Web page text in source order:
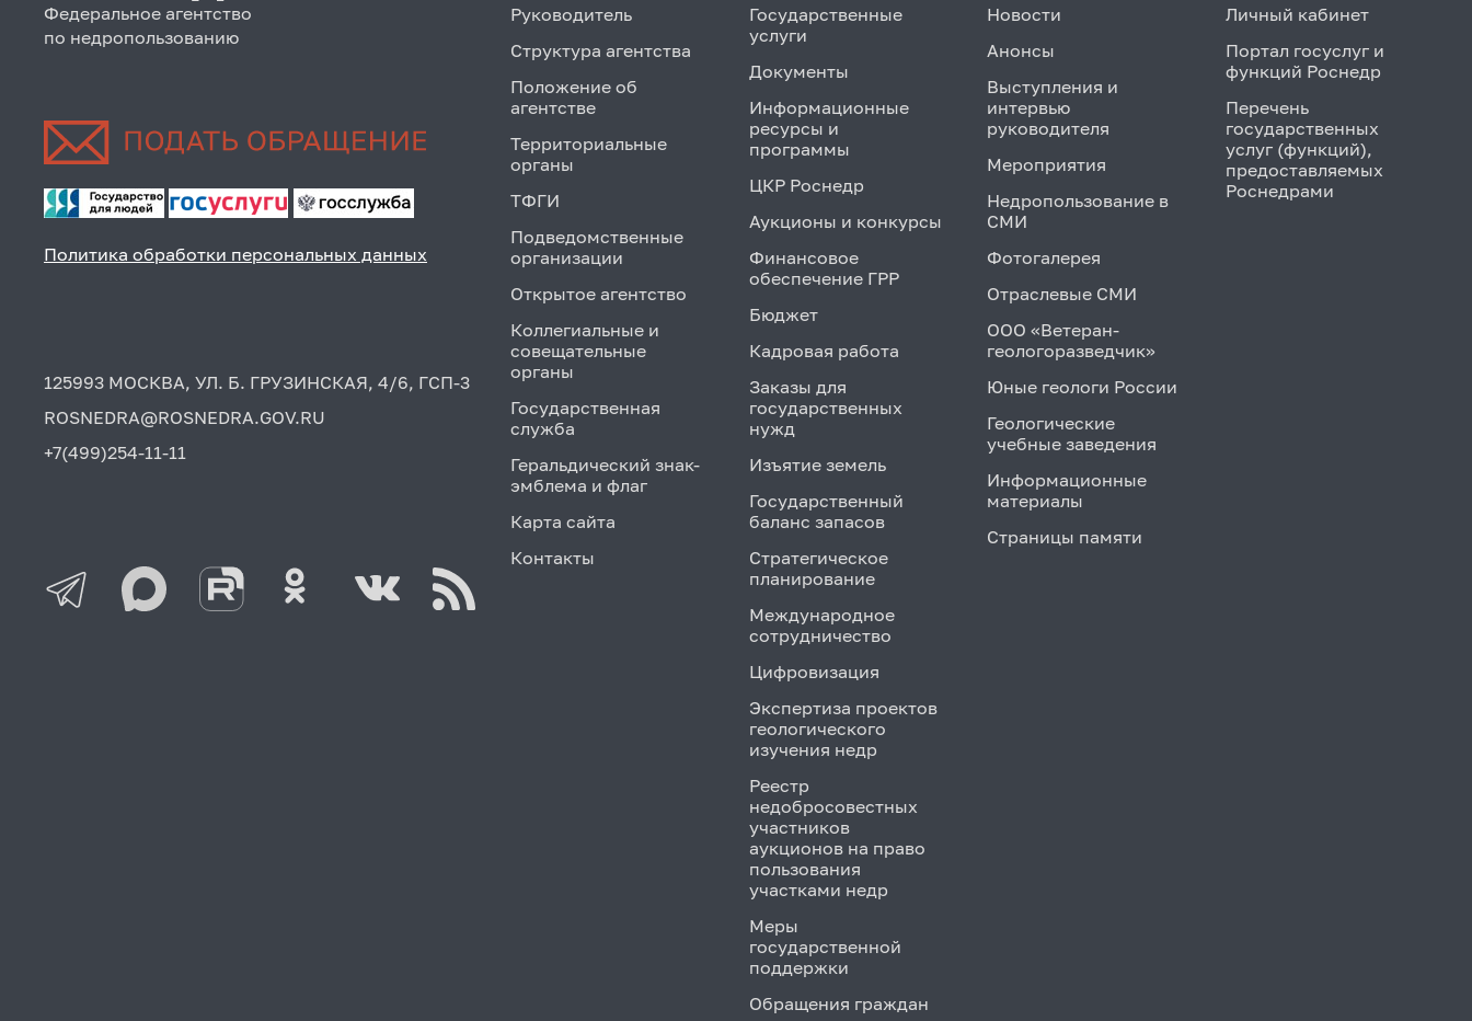
Федеральное агентство
по недропользованию
Политика обработки персональных данных
125993 МОСКВА, УЛ. Б. ГРУЗИНСКАЯ, 4/6, ГСП-3
ROSNEDRA@ROSNEDRA.GOV.RU
+7(499)254-11-11
Руководитель
Структура агентства
Положение об
агентстве
Территориальные
органы
ТФГИ
Подведомственные
организации
Открытое агентство
Коллегиальные и
совещательные
органы
Государственная
служба
Геральдический знак-
эмблема и флаг
Карта сайта
Контакты
Государственные
услуги
Документы
Информационные
ресурсы и
программы
ЦКР Роснедр
Аукционы и конкурсы
Финансовое
обеспечение ГРР
Бюджет
Кадровая работа
Заказы для
государственных
нужд
Изъятие земель
Государственный
баланс запасов
Стратегическое
планирование
Международное
сотрудничество
Цифровизация
Экспертиза проектов
геологического
изучения недр
Реестр
недобросовестных
участников
аукционов на право
пользования
участками недр
Меры
государственной
поддержки
Обращения граждан
Новости
Анонсы
Выступления и
интервью
руководителя
Мероприятия
Недропользование в
СМИ
Фотогалерея
Отраслевые СМИ
ООО «Ветеран-
геологоразведчик»
Юные геологи России
Геологические
учебные заведения
Информационные
материалы
Страницы памяти
Личный кабинет
Портал госуслуг и
функций Роснедр
Перечень
государственных
услуг (функций),
предоставляемых
Роснедрами